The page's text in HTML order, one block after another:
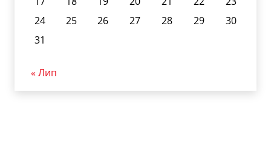
24
25 26 27 28 29
30
31
« Лип